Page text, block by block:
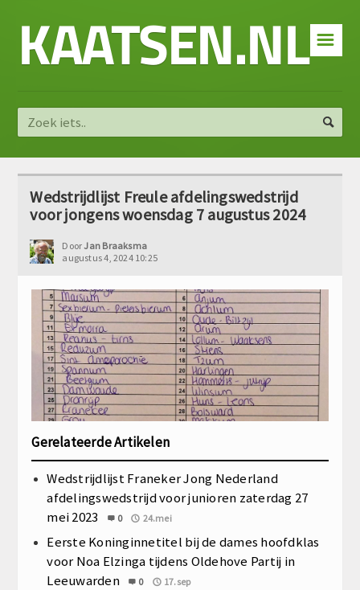
☰
KAATSEN.NL
Wedstrijdlijst Freule afdelingswedstrijd
voor jongens woensdag 7 augustus 2024
DoorJan Braaksma
augustus 4, 2024 10:25
Gerelateerde Artikelen
Wedstrijdlijst Franeker Jong Nederland
afdelingswedstrijd voor junioren zaterdag 27
mei 2023
0 24.mei
Eerste Koninginnetitel bij de dames hoofdklas
voor Noa Elzinga tijdens Oldehove Partij in
Leeuwarden
0 17.sep